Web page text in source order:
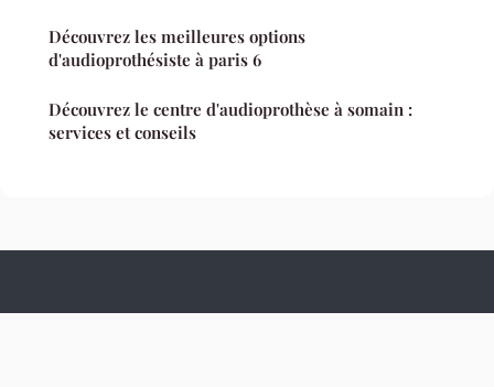
Découvrez les meilleures options
d'audioprothésiste à paris 6
Découvrez le centre d'audioprothèse à somain :
services et conseils
Culture Hopital